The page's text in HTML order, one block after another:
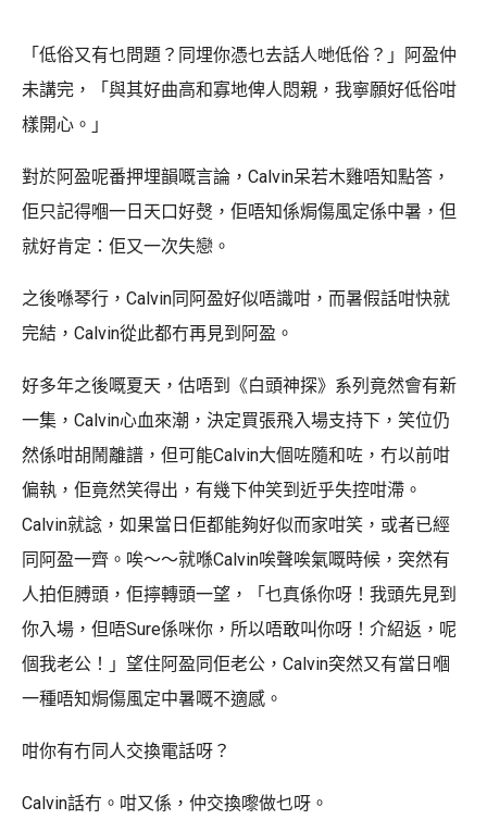
「低俗又有乜問題？同埋你憑乜去話人哋低俗？」阿盈仲
未講完，「與其好曲高和寡地俾人悶親，我寧願好低俗咁
樣開心。」
對於阿盈呢番押埋韻嘅言論，Calvin呆若木雞唔知點答，
佢只記得嗰一日天口好㷫，佢唔知係焗傷風定係中暑，但
就好肯定：佢又一次失戀。
之後喺琴行，Calvin同阿盈好似唔識咁，而暑假話咁快就
完結，Calvin從此都冇再見到阿盈。
好多年之後嘅夏天，估唔到《白頭神探》系列竟然會有新
一集，Calvin心血來潮，決定買張飛入場支持下，笑位仍
然係咁胡鬧離譜，但可能Calvin大個咗隨和咗，冇以前咁
偏執，佢竟然笑得出，有幾下仲笑到近乎失控咁滯。
Calvin就諗，如果當日佢都能夠好似而家咁笑，或者已經
同阿盈一齊。唉～～就喺Calvin唉聲唉氣嘅時候，突然有
人拍佢膊頭，佢擰轉頭一望，「乜真係你呀！我頭先見到
你入場，但唔Sure係咪你，所以唔敢叫你呀！介紹返，呢
個我老公！」望住阿盈同佢老公，Calvin突然又有當日嗰
一種唔知焗傷風定中暑嘅不適感。
咁你有冇同人交換電話呀？
Calvin話冇。咁又係，仲交換嚟做乜呀。